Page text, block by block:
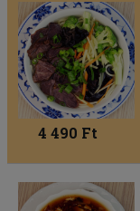
4 490 Ft